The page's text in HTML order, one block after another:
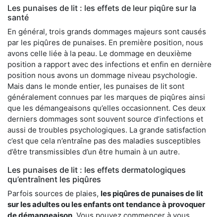
Les punaises de lit : les effets de leur piqûre sur la
santé
En général, trois grands dommages majeurs sont causés
par les piqûres de punaises. En première position, nous
avons celle liée à la peau. Le dommage en deuxième
position a rapport avec des infections et enfin en dernière
position nous avons un dommage niveau psychologie.
Mais dans le monde entier, les punaises de lit sont
généralement connues par les marques de piqûres ainsi
que les démangeaisons qu’elles occasionnent. Ces deux
derniers dommages sont souvent source d’infections et
aussi de troubles psychologiques. La grande satisfaction
c’est que cela n’entraîne pas des maladies susceptibles
d’être transmissibles d’un être humain à un autre.
Les punaises de lit : les effets dermatologiques
qu’entraînent les piqûres
Parfois sources de plaies, les piqûres de punaises de lit
sur les adultes ou les enfants ont tendance à provoquer